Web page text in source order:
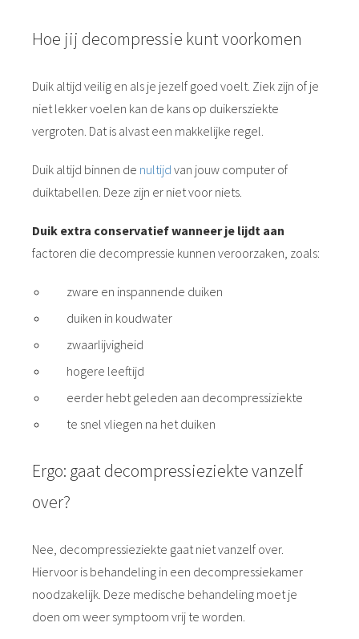
Hoe jij decompressie kunt voorkomen
Duik altijd veilig en als je jezelf goed voelt. Ziek zijn of je
niet lekker voelen kan de kans op duikersziekte
vergroten. Dat is alvast een makkelijke regel.
Duik altijd binnen de nultijd van jouw computer of
duiktabellen. Deze zijn er niet voor niets.
Duik extra conservatief wanneer je lijdt aan
factoren die decompressie kunnen veroorzaken, zoals:
zware en inspannende duiken
duiken in koudwater
zwaarlijvigheid
hogere leeftijd
eerder hebt geleden aan decompressiziekte
te snel vliegen na het duiken
Ergo: gaat decompressieziekte vanzelf
over?
Nee, decompressieziekte gaat niet vanzelf over.
Hiervoor is behandeling in een decompressiekamer
noodzakelijk. Deze medische behandeling moet je
doen om weer symptoom vrij te worden.